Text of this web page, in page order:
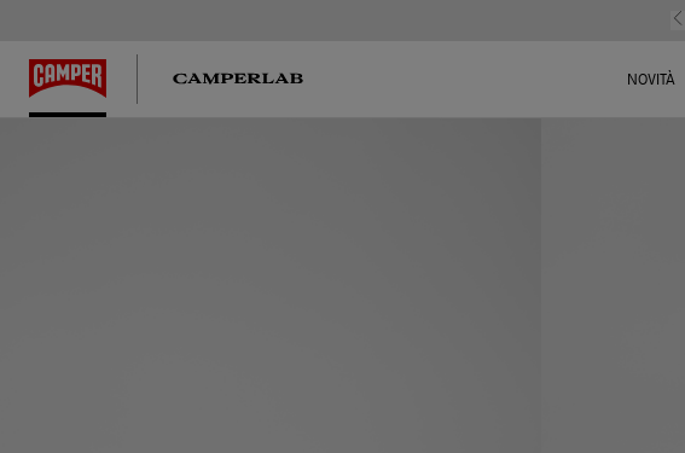
NOVITÀ